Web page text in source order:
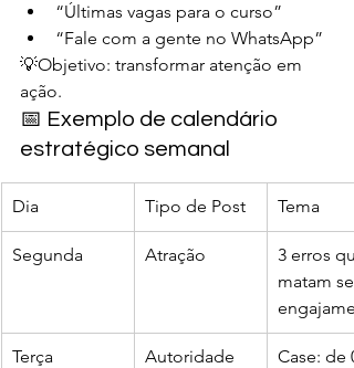
“Últimas vagas para o curso”
“Fale com a gente no WhatsApp”
💡Objetivo: transformar atenção em
ação.
📅 Exemplo de calendário
estratégico semanal
Dia Tipo de Post Tema
Segunda Atração
3 erros
matam
Terça Autoridade
Case: de